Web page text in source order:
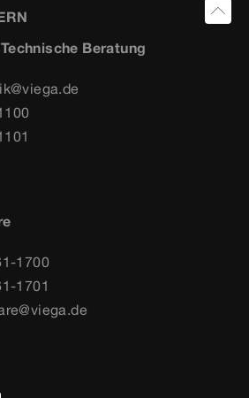
Beratung
1700
1701